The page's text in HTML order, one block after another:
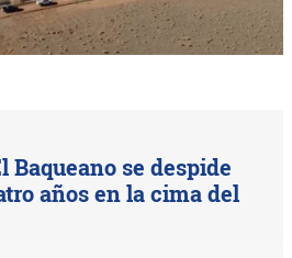
Baqueano se despide
años en la cima del